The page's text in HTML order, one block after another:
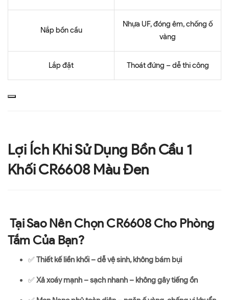
Nắp bồn cầu
Nhựa UF, đóng êm, chống ố
vàng
Lắp đặt Thoát đứng – dễ thi công
Lợi Ích Khi Sử Dụng Bồn Cầu 1
Khối CR6608 Màu Đen
Tại Sao Nên Chọn CR6608 Cho Phòng
Tắm Của Bạn?
✅Thiết kế liền khối – dễ vệ sinh, không bám bụi
✅Xả xoáy mạnh – sạch nhanh – không gây tiếng ồn